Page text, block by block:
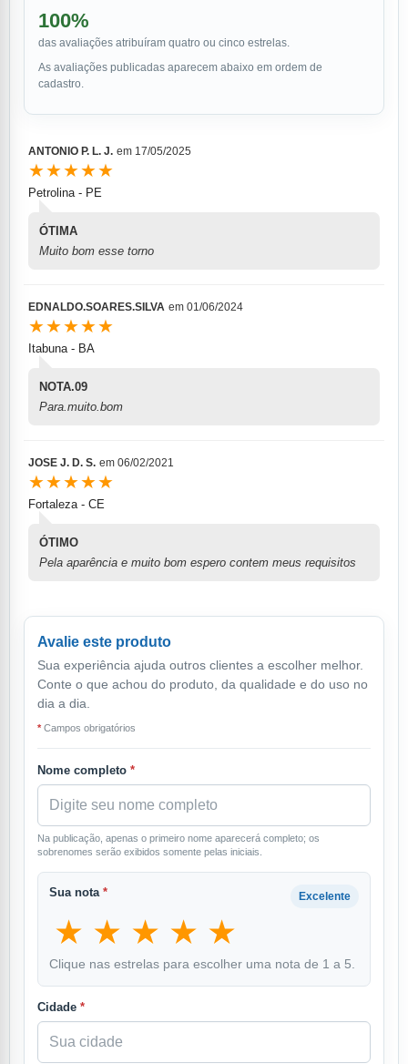
100%
das avaliações atribuíram quatro ou cinco estrelas.
As avaliações publicadas aparecem abaixo em ordem de
cadastro.
ANTONIO P. L. J. em 17/05/2025
★★★★★
Petrolina - PE
ÓTIMA
Muito bom esse torno
EDNALDO.SOARES.SILVA em 01/06/2024
★★★★★
Itabuna - BA
NOTA.09
Para.muito.bom
JOSE J. D. S. em 06/02/2021
★★★★★
Fortaleza - CE
ÓTIMO
Pela aparência e muito bom espero contem meus requisitos
Avalie este produto
Sua experiência ajuda outros clientes a escolher melhor.
Conte o que achou do produto, da qualidade e do uso no
dia a dia.
* Campos obrigatórios
Nome completo *
Na publicação, apenas o primeiro nome aparecerá completo; os
sobrenomes serão exibidos somente pelas iniciais.
Sua nota * Excelente
★
★
★
★
★
Clique nas estrelas para escolher uma nota de 1 a 5.
Cidade *